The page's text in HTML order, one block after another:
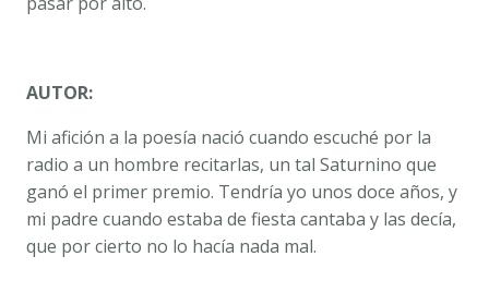
AUTOR:
Mi afición a la poesía nació cuando escuché por la
radio a un hombre recitarlas, un tal Saturnino que
ganó el primer premio. Tendría yo unos doce años, y
mi padre cuando estaba de fiesta cantaba y las decía,
que por cierto no lo hacía nada mal.